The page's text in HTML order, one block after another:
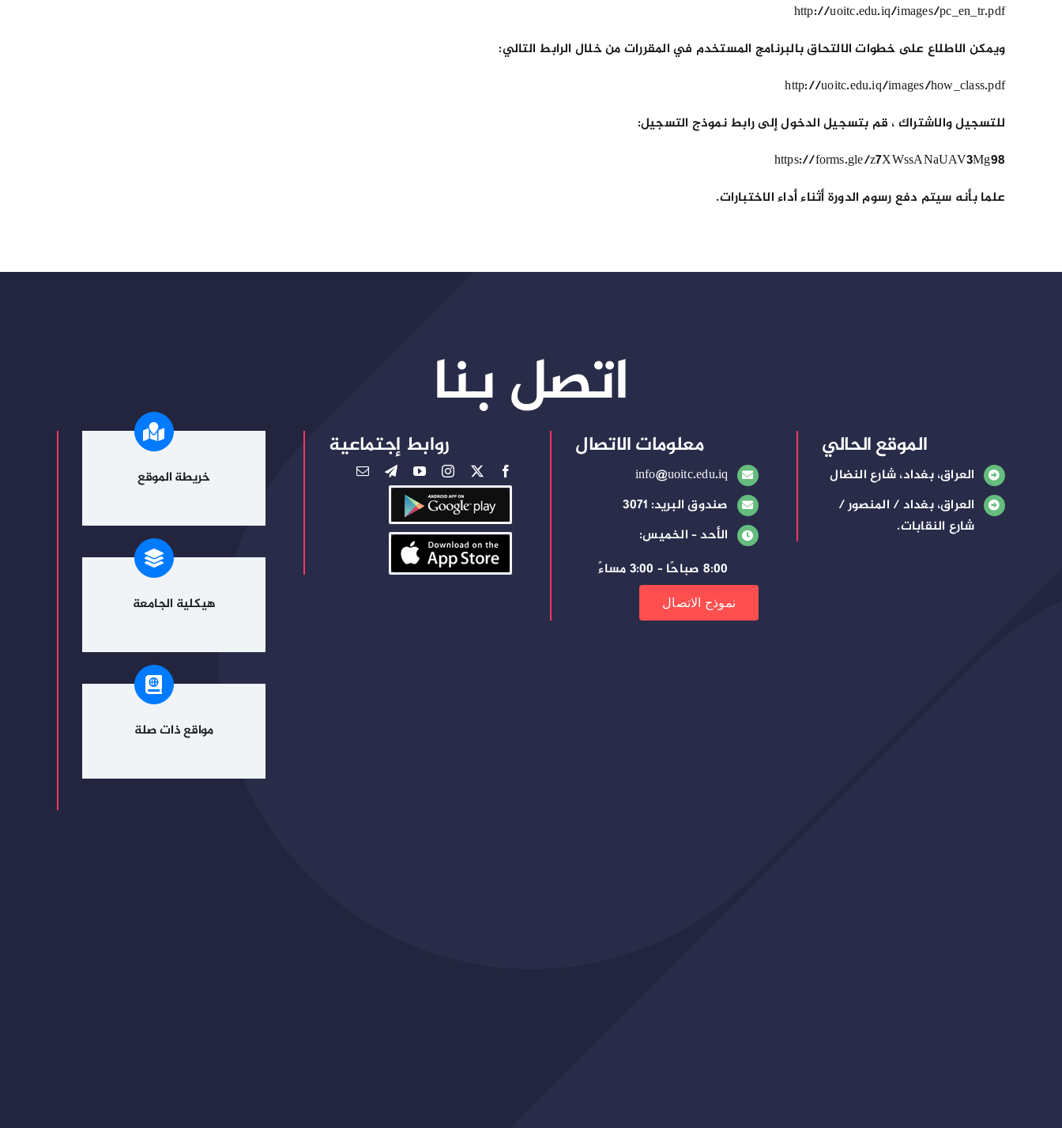
http://uoitc.edu.iq/images/pc_en_tr.pdf
ويمكن الاطلاع على خطوات الالتحاق بالبرنامج المستخدم في المقررات من خلال الرابط التالي:
http://uoitc.edu.iq/images/how_class.pdf
للتسجيل والاشتراك ، قم بتسجيل الدخول إلى رابط نموذج التسجيل:
https://forms.gle/z7XWssANaUAV3Mg98
علما بأنه سيتم دفع رسوم الدورة أثناء أداء الاختبارات.
اتصل بنا
الموقع الحالي
العراق، بغداد، شارع النضال
العراق، بغداد / المنصور /
شارع النقابات.
معلومات الاتصال
info@uoitc.edu.iq
صندوق البريد: 3071
الأحد – الخميس:
8:00 صباحًا – 3:00 مساءً
نموذج الاتصال
روابط إجتماعية
خريطة الموقع
هيكلية الجامعة
مواقع ذات صلة